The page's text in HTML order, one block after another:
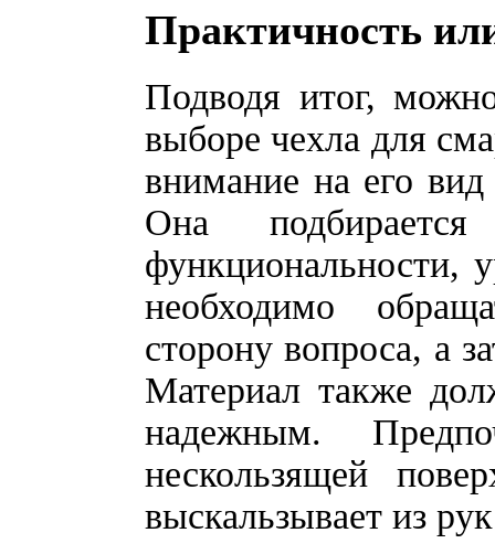
Практичность
Подводя итог,
выборе чехла для
внимание на его
Она
функциональности,
необходимо
сторону вопроса, а
Материал также
надежным.
нескользящей
выскальзывает из